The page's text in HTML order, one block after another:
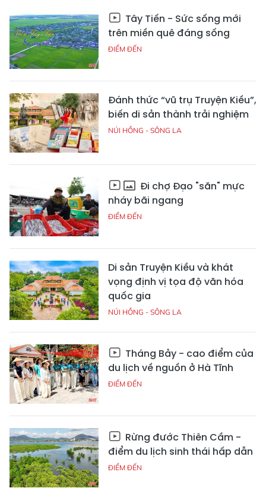
Tây Tiến - Sức sống mới
trên miền quê đáng sống
ĐIỂM ĐẾN
Đánh thức “vũ trụ Truyện Kiều”,
biến di sản thành trải nghiệm
NÚI HỒNG - SÔNG LA
Đi chợ Đạo "săn" mực
nháy bãi ngang
ĐIỂM ĐẾN
Di sản Truyện Kiều và khát
vọng định vị tọa độ văn hóa
quốc gia
NÚI HỒNG - SÔNG LA
Tháng Bảy - cao điểm của
du lịch về nguồn ở Hà Tĩnh
ĐIỂM ĐẾN
Rừng đước Thiên Cầm -
điểm du lịch sinh thái hấp dẫn
ĐIỂM ĐẾN